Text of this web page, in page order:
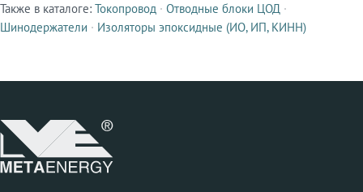
Смежные продукты
Также в каталоге: Токопровод · Отводные блоки ЦОД ·
Шинодержатели · Изоляторы эпоксидные (ИО, ИП, КИНН)